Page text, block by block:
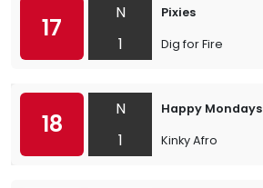
17
N
1
Pixies
Dig for Fire
18
N
1
Happy Mondays
Kinky Afro